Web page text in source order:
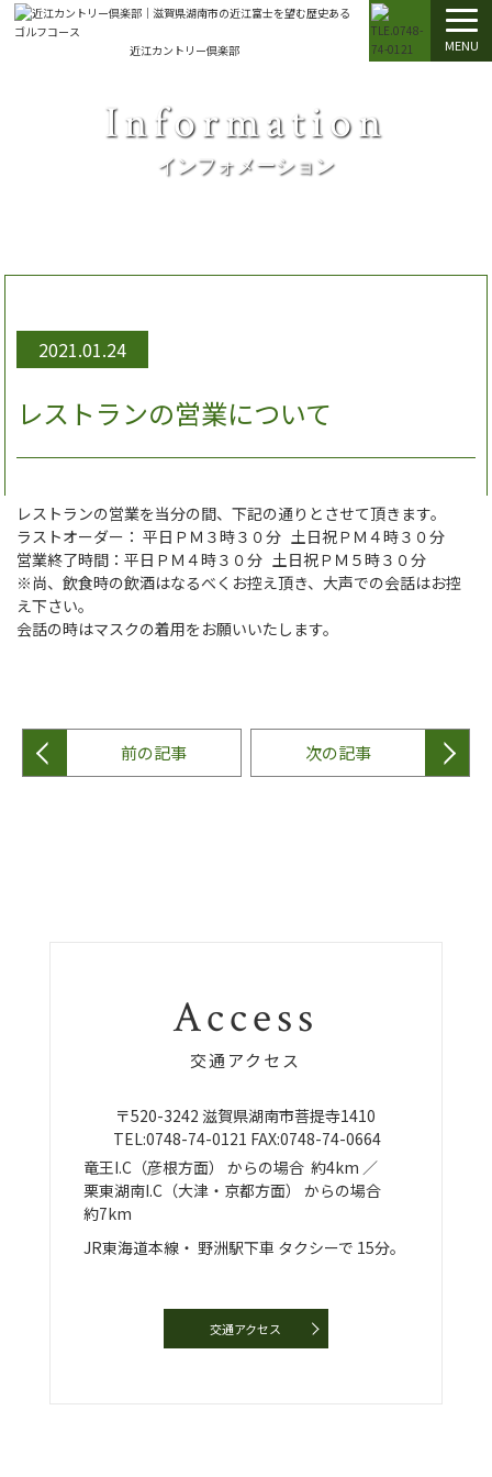
近江カントリー倶楽部 MENU
Information
インフォメーション
2021.01.24
レストランの営業について
レストランの営業を当分の間、下記の通りとさせて頂きます。
ラストオーダー： 平日ＰＭ３時３０分 土日祝ＰＭ４時３０分
営業終了時間：平日ＰＭ４時３０分 土日祝ＰＭ５時３０分
※尚、飲食時の飲酒はなるべくお控え頂き、大声での会話はお控
え下さい。
会話の時はマスクの着用をお願いいたします。
前の記事 次の記事
Access
交通アクセス
〒520-3242 滋賀県湖南市菩提寺1410
TEL:0748-74-0121 FAX:0748-74-0664
竜王I.C（彦根方面） からの場合 約4km ／
栗東湖南I.C（大津・京都方面）
からの場合
約7km
JR東海道本線・ 野洲駅下車 タクシーで 15分。
交通アクセス